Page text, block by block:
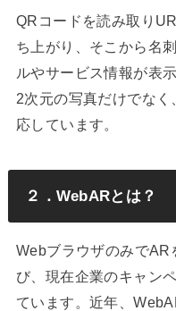
QRコードを読み取り
ち上がり、そこから名
ルやサービス情報が表
2次元の写真だけでな
応しています。
２．WebARとは？
Webブラウザのみで
び、現在企業のキャン
ています。近年、